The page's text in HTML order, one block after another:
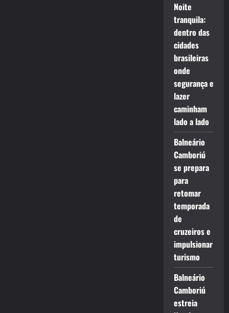
Noite
tranquila:
dentro das
cidades
brasileiras
onde
segurança e
lazer
caminham
lado a lado
Balneário
Camboriú
se prepara
para
retomar
temporada
de
cruzeiros e
impulsionar
turismo
Balneário
Camboriú
estreia